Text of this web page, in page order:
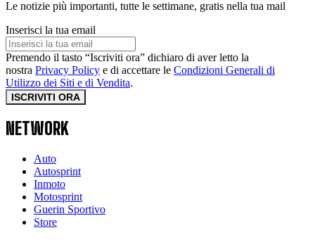
Le notizie più importanti, tutte le settimane, gratis nella tua mail
Inserisci la tua email
Premendo il tasto “Iscriviti ora” dichiaro di aver letto la
nostra Privacy Policy e di accettare le Condizioni Generali di
Utilizzo dei Siti e di Vendita.
ISCRIVITI ORA
NETWORK
Auto
Autosprint
Inmoto
Motosprint
Guerin Sportivo
Store